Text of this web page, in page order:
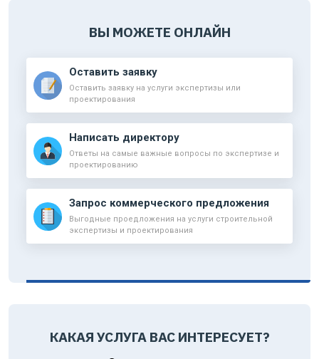
ВЫ МОЖЕТЕ ОНЛАЙН
Оставить заявку
Оставить заявку на услуги экспертизы или
проектирования
Написать директору
Ответы на самые важные вопросы по экспертизе и
проектированию
Запрос коммерческого предложения
Выгодные проедложения на услуги строительной
экспертизы и проектирования
КАКАЯ УСЛУГА ВАС ИНТЕРЕСУЕТ?